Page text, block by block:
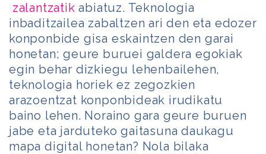
zalantzatik abiatuz. Teknologia
inbaditzailea zabaltzen ari den eta edozer
konponbide gisa eskaintzen den garai
honetan; geure buruei galdera egokiak
egin behar dizkiegu lehenbailehen,
teknologia horiek ez zegozkien
arazoentzat konponbideak irudikatu
baino lehen. Noraino gara geure buruen
jabe eta jarduteko gaitasuna daukagu
mapa digital honetan? Nola bilaka